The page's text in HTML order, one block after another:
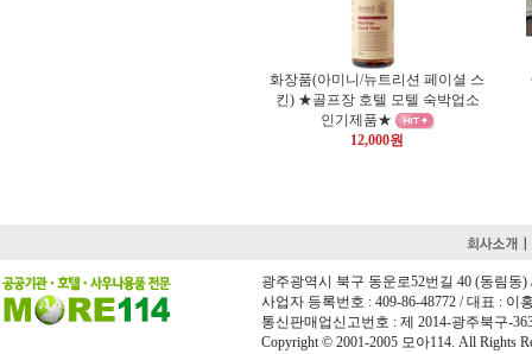
화장품(아미니/뉴트리션 페이셜 스
킨) ★골프장 호텔 모텔 숙박업소
인기제품★
12,000원
광주광역시 북구 동운로52번길 40 (동림동)
사업자 등록번호 : 409-86-48772 / 대표 : 이
통신판매업신고번호 : 제 2014-광주북구-
Copyright © 2001-2005 모아114. All Rights